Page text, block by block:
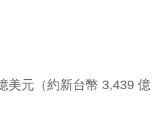
美元（約新台幣 3,439 億